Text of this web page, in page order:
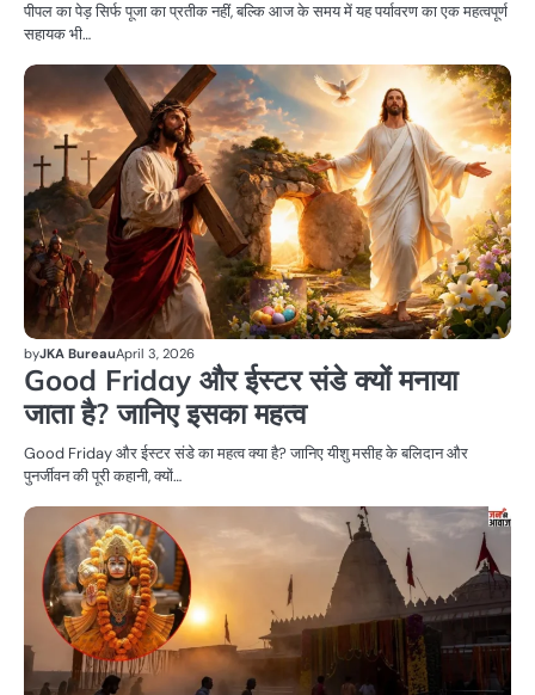
पीपल का पेड़ सिर्फ पूजा का प्रतीक नहीं, बल्कि आज के समय में यह पर्यावरण का एक महत्वपूर्ण
सहायक भी…
byJKA BureauApril 3, 2026
Good Friday और ईस्टर संडे क्यों मनाया
जाता है? जानिए इसका महत्व
Good Friday और ईस्टर संडे का महत्व क्या है? जानिए यीशु मसीह के बलिदान और
पुनर्जीवन की पूरी कहानी, क्यों…